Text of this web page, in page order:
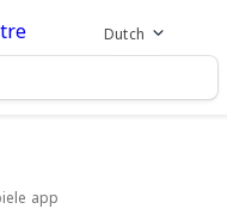
Dutch
app